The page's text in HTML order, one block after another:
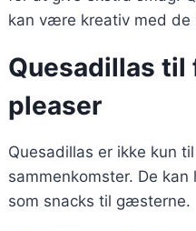
kan være kreativ med de
Quesadillas til
pleaser
Quesadillas er ikke kun
sammenkomster. De
som snacks til gæsterne.